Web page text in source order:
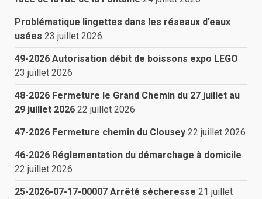
Problématique lingettes dans les réseaux d’eaux
usées 23 juillet 2026
49-2026 Autorisation débit de boissons expo LEGO
23 juillet 2026
48-2026 Fermeture le Grand Chemin du 27 juillet au
29 juillet 2026 22 juillet 2026
47-2026 Fermeture chemin du Clousey 22 juillet 2026
46-2026 Réglementation du démarchage à domicile
22 juillet 2026
25-2026-07-17-00007 Arrêté sécheresse 21 juillet